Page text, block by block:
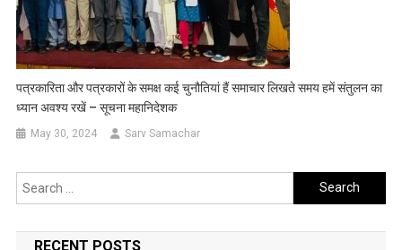
पत्रकारिता और पत्रकारों के समक्ष कई चुनौतियां हैं समाचार लिखते समय हमें संतुलन का
ध्यान अवश्य रखें – सूचना महानिदेशक
May 30, 2024 Sarv Samachar
Search
for:
RECENT POSTS